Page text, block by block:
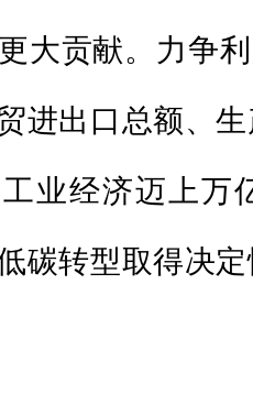
大贡献。力争
进出口总额、
业经济迈上万
碳转型取得决